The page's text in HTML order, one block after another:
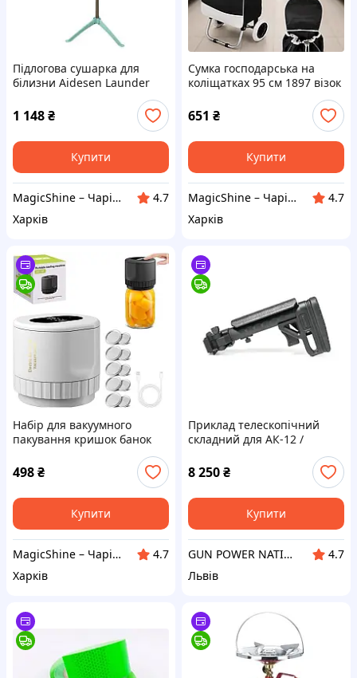
Підлогова сушарка для
білизни Aidesen Launder
Dryer складана 170 см 24
прищіпки
1 148₴
Купити
MagicShine – Чарівне сяйво у кожному виробі
4.7
Харків
Сумка господарська на
коліщатках 95 см 1897 візок
651 ₴
Купити
MagicShine – Чарівне сяйво у кожному виробі
4.7
Харків
Набір для вакуумного
пакування кришок банок
акумулятором
498₴
Купити
MagicShine – Чарівне сяйво у кожному виробі
4.7
Харків
Приклад телескопічний
складний для АК-12 /
АК-74М | Gun Power Nation
8 250₴
Купити
GUN POWER NATION
4.7
Львів